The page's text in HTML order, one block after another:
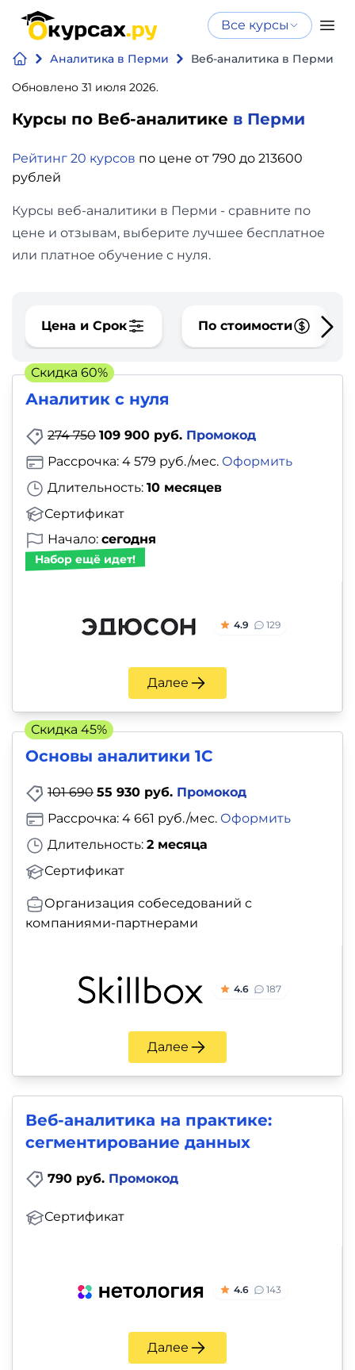
Все курсы
Аналитика в Перми
Веб-аналитика в Перми
Обновлено 31 июля 2026.
Курсы по Веб-аналитике в Перми
Рейтинг 20 курсов по цене от 790 до 213600
рублей
Курсы веб-аналитики в Перми - сравните по
цене и отзывам, выберите лучшее бесплатное
или платное обучение с нуля.
Цена и Срок По стоимости
Аналитик с нуля
274 750 109 900 руб. Промокод
Длительность: 10 месяцев
Сертификат
Рассрочка: 4 579 руб./мес. Оформить
Начало: сегодня
Набор ещё идет!
4.9 129
Далее
Скидка 60%
Основы аналитики 1C
101 690 55 930 руб. Промокод
Длительность: 2 месяца
Сертификат
Рассрочка: 4 661 руб./мес. Оформить
Организация собеседований с
компаниями-партнерами
4.6 187
Далее
Скидка 45%
Веб-аналитика на практике:
сегментирование данных
790 руб. Промокод
Сертификат
4.6 143
Далее
Нейросеть
Программирование
Бизнес
и
финансы
Дизайн
Видео,
фото,
аудио
Маркетинг
Иностранный
язык
Для
детей
здоровье,
Психология
и
саморазвитие
Прочее
Репетиторы
Тесты
профориентацию
Курсы по
искусственному
Курсы по нейросетям